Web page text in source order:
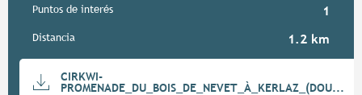
Puntos de interés 1
Distancia 1.2 km
Documentación
CIRKWI-
PROMENADE_DU_BOIS_DE_NEVET_À_KERLAZ_(DOU...